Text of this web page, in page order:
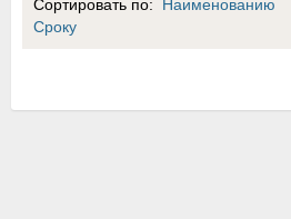
Сортировать по: Наименованию
Сроку